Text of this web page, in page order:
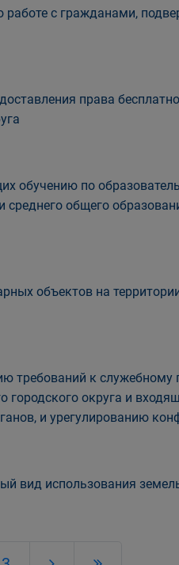
работе с гражданами,
права
обучению по
общего
объектов на
требований к служебному
округа и
и урегулированию
вид использования